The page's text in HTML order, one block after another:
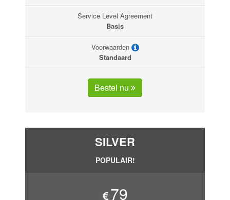
Service Level Agreement
Basis
Voorwaarden
Standaard
Bestel nu
SILVER
POPULAIR!
79